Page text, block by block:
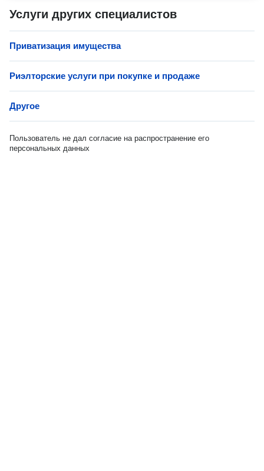
Услуги других специалистов
Приватизация имущества
Риэлторские услуги при покупке и продаже
Другое
Пользователь не дал согласие на распространение его
персональных данных